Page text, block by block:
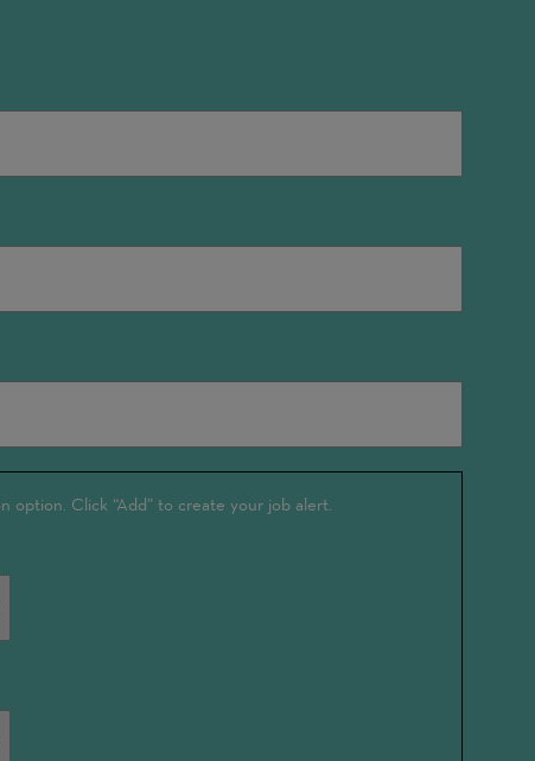
option. Click “Add” to create your job alert.